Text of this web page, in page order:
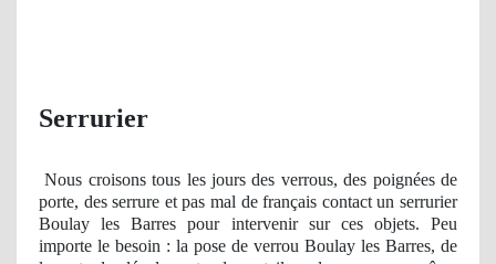
Serrurier
Nous croisons tous les jours des verrous, des poignées de
porte, des serrure et pas mal de français contact un serrurier
Boulay les Barres pour intervenir sur ces objets. Peu
importe le besoin : la pose de verrou Boulay les Barres, de